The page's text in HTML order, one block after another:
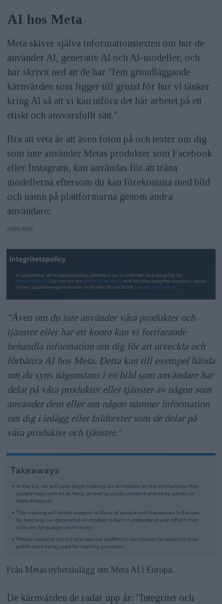
AI hos Meta
Meta skiver själva informationstexten om hur de
använder AI, generativ AI och AI-modeller, och
har skrivit ned att de har "fem grundläggande
kärnvärden som ligger till grund för hur vi tänker
kring AI så att vi kan utföra det här arbetet på ett
etiskt och ansvarsfullt sätt.".
Bra att veta är att även foton på och texter om dig
som inte använder Metas produkter som Facebook
eller Instagram, kan användas för att träna
modellerna eftersom du kan förekomma med bild
och namn på plattformarna genom andra
användare:
ANNONS
"Även om du inte använder våra produkter och
tjänster eller har ett konto kan vi fortfarande
behandla information om dig för att utveckla och
förbättra AI hos Meta. Detta kan till exempel hända
om du syns någonstans i en bild som användare har
delat på våra produkter eller tjänster av någon som
använder dem eller om någon nämner information
om dig i inlägg eller bildtexter som de delar på
våra produkter och tjänster."
Från Metas nyhetsinlägg om Meta AI i Europa.
De kärnvärden de radar upp är: "Integritet och